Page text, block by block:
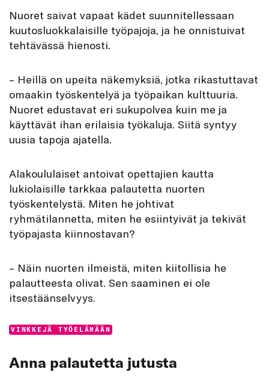
Nuoret saivat vapaat kädet suunnitellessaan
kuutosluokkalaisille työpajoja, ja he onnistuivat
tehtävässä hienosti.
– Heillä on upeita näkemyksiä, jotka rikastuttavat
omaakin työskentelyä ja työpaikan kulttuuria.
Nuoret edustavat eri sukupolvea kuin me ja
käyttävät ihan erilaisia työkaluja. Siitä syntyy
uusia tapoja ajatella.
Alakoululaiset antoivat opettajien kautta
lukiolaisille tarkkaa palautetta nuorten
työskentelystä. Miten he johtivat
ryhmätilannetta, miten he esiintyivät ja tekivät
työpajasta kiinnostavan?
– Näin nuorten ilmeistä, miten kiitollisia he
palautteesta olivat. Sen saaminen ei ole
itsestään­selvyys.
Categories:
VINKKEJÄ TYÖELÄMÄÄN
Anna palautetta jutusta